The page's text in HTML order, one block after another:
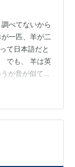
べてないから
一匹、羊が二
て日本語だと
でも、 羊は英
か音が似てる
two sleeps
時に羊を数え
べてないので
…